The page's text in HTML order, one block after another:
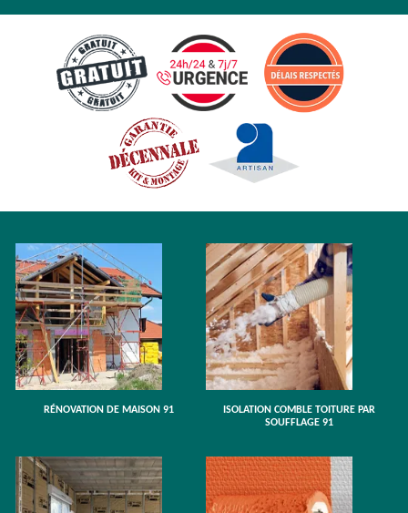
RÉNOVATION DE MAISON 91
ISOLATION COMBLE TOITURE PAR
SOUFFLAGE 91